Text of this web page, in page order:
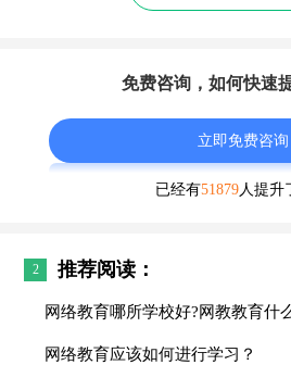
免费咨询，如何快速
立即免费咨询
已经有51879人提升
2 推荐阅读：
网络教育哪所学校好?网教教育什
网络教育应该如何进行学习？